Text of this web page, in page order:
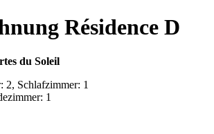
Résidence D
du Soleil
2, Schlafzimmer: 1
1